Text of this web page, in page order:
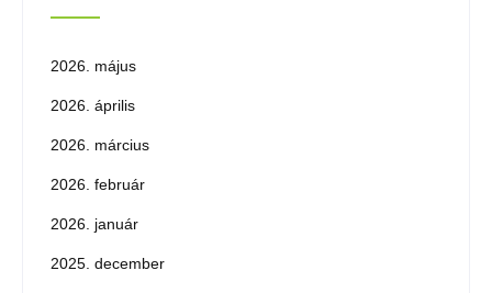
2026. május
2026. április
2026. március
2026. február
2026. január
2025. december